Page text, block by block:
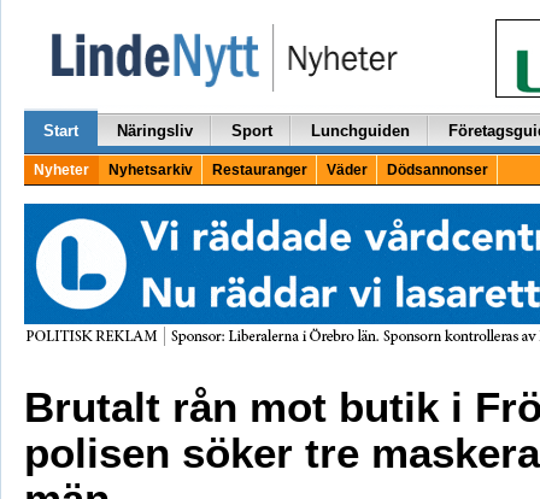
Start Näringsliv Sport Lunchguiden
Nyheter Nyhetsarkiv Restauranger Väder Dödsannonser
Brutalt rån mot butik i
polisen söker tre